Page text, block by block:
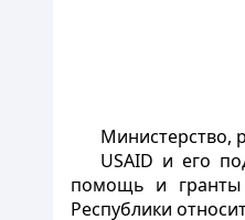
Министерство,
USAID и его
помощь и гранты
Республики